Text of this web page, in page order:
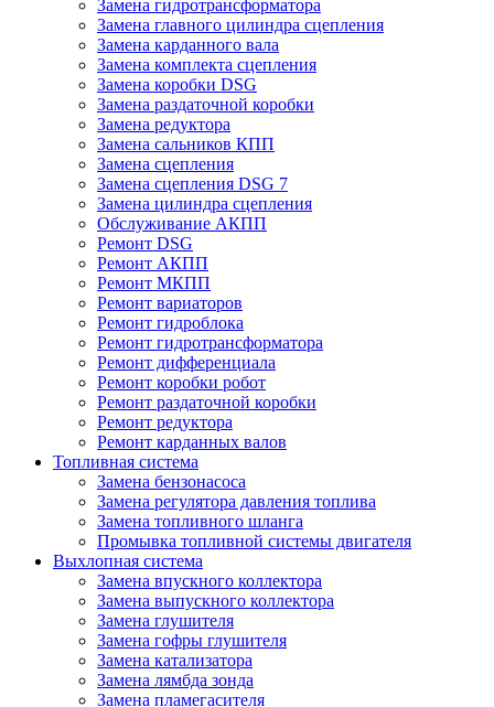
Замена гидротрансформатора
Замена главного цилиндра сцепления
Замена карданного вала
Замена комплекта сцепления
Замена коробки DSG
Замена раздаточной коробки
Замена редуктора
Замена сальников КПП
Замена сцепления
Замена сцепления DSG 7
Замена цилиндра сцепления
Обслуживание АКПП
Ремонт DSG
Ремонт АКПП
Ремонт МКПП
Ремонт вариаторов
Ремонт гидроблока
Ремонт гидротрансформатора
Ремонт дифференциала
Ремонт коробки робот
Ремонт раздаточной коробки
Ремонт редуктора
Ремонт карданных валов
Топливная система
Замена бензонасоса
Замена регулятора давления топлива
Замена топливного шланга
Промывка топливной системы двигателя
Выхлопная система
Замена впускного коллектора
Замена выпускного коллектора
Замена глушителя
Замена гофры глушителя
Замена катализатора
Замена лямбда зонда
Замена пламегасителя